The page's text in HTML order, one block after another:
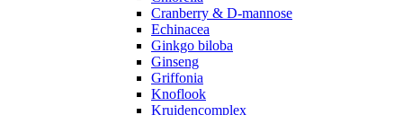
Cranberry & D-mannose
Echinacea
Ginkgo biloba
Ginseng
Griffonia
Knoflook
Kruidencomplex